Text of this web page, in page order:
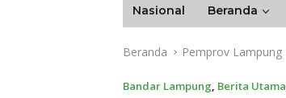
Nasional Beranda
Beranda Pemprov Lampung
Bandar Lampung, Berita Utama